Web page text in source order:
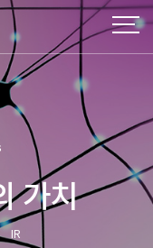
가치
IR